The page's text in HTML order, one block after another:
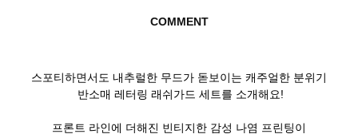
COMMENT
스포티하면서도 내추럴한 무드가 돋보이는 캐주얼한 분위기
반소매 레터링 래쉬가드 세트를 소개해요!
프론트 라인에 더해진 빈티지한 감성 나염 프린팅이